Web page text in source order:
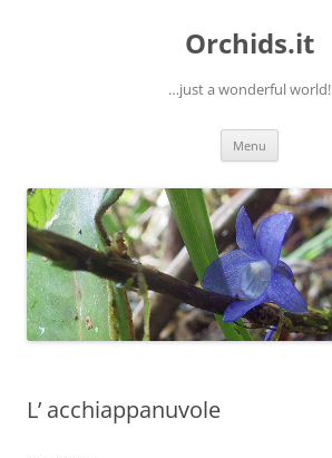
Orchids.it
…just a wonderful world!
Menu
L’ acchiappanuvole